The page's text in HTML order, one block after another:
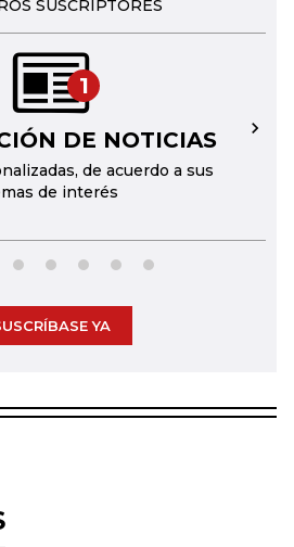
SUSCRIPTORES
1
DE NOTICIAS
de acuerdo a sus
de interés
→
YA